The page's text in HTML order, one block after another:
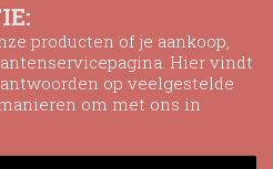
producten of je aankoop,
Hier vindt
op veelgestelde
om met ons in